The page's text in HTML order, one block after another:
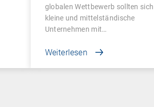
globalen Wettbewerb sollten sich
kleine und mittelständische
Unternehmen mit…
Weiterlesen